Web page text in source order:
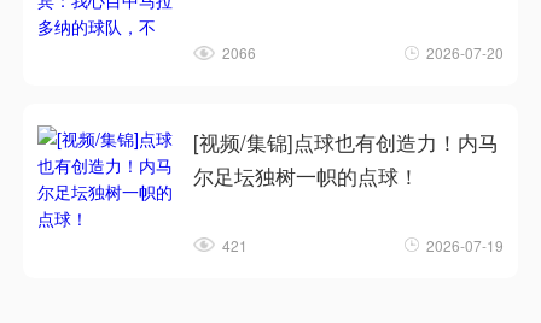
2066 2026-07-20
[视频/集锦]点球也有创造力！内马
尔足坛独树一帜的点球！
421 2026-07-19